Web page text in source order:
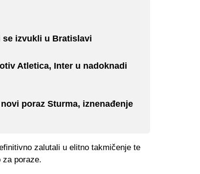
izvukli u Bratislavi
Atletica, Inter u nadoknadi
poraz Sturma, iznenađenje
zalutali u elitno takmičenje te
za poraze.